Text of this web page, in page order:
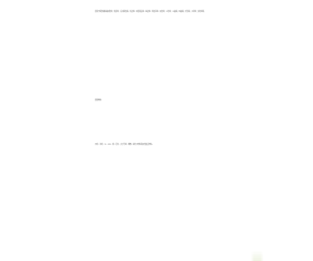
适用于服装辅料编织鞋带，松紧带，运动服拉绳、花边带、家居用品带、曲边带、悬挂吊带、双色带，三色带，三棱绳，四棱绳，方形绳，子母带，多色带等，
适用材料：
丙纶、涤纶、PE、HDPE、棉、尼龙、大力马线、橡筋、高分子材料等其他复合材料。